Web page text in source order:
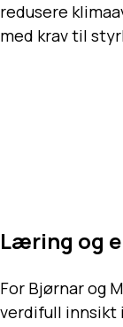
redusere
med krav til
Læring og
For Bjørnar og
verdifull innsikt